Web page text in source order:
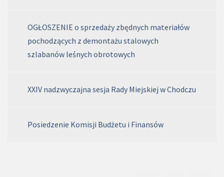
OGŁOSZENIE o sprzedaży zbędnych materiałów
pochodzących z demontażu stalowych
szlabanów leśnych obrotowych
XXIV nadzwyczajna sesja Rady Miejskiej w Chodczu
Posiedzenie Komisji Budżetu i Finansów